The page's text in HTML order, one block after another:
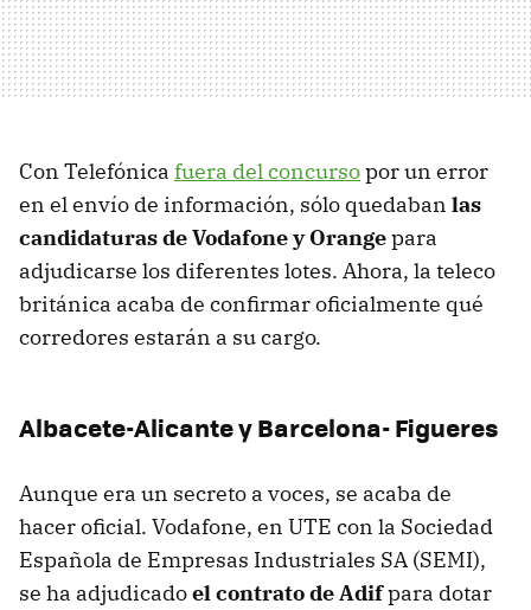
Con Telefónica fuera del concursopor un error
en el envío de información, sólo quedaban las
candidaturas de Vodafone y Orangepara
adjudicarse los diferentes lotes. Ahora, la teleco
británica acaba de confirmar oficialmente qué
corredores estarán a su cargo.
Albacete-Alicante y Barcelona- Figueres
Aunque era un secreto a voces, se acaba de
hacer oficial. Vodafone, en UTE con la Sociedad
Española de Empresas Industriales SA (SEMI),
se ha adjudicadoel contrato de Adifpara dotar